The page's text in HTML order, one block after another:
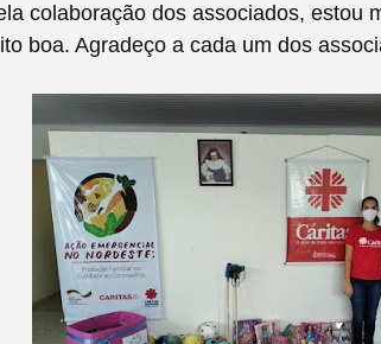
colaboração dos associados, estou
boa. Agradeço a cada um dos